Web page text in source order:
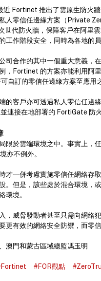
近 Fortinet 推出了雲原生防火
人零信任邊緣方案（Private
世代防火牆，保障客戶在阿里
工作階段安全，同時為各地的
司合作的其中一個重大意義，
，Fortinet 的方案亦能利用阿
自訂的零信任邊緣方案至應用
的客戶亦可透過私人零信任邊
連接在地部署的 FortiGate 防
限於雲端環境之中。事實上
亦不例外。
才一併考慮實施零信任網絡存
。但是，該些處於混合環境，
環境。
，威脅發動者甚至只需向網絡
更有效的網絡安全防禦，而零
澳門和蒙古區域總監馮玉明
#FOR觀點